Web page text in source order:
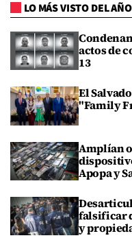
LO MÁS VISTO DEL AÑO
actos de
13
El
"Family
Amplían
Apopa y
falsificar
y